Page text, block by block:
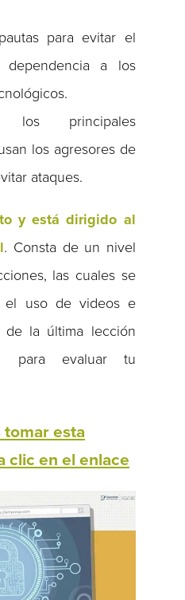
para evitar el
dependencia a los
los principales
los agresores de
ataques.
y está dirigido al
. Consta de un nivel
las cuales se
el uso de videos e
de la última lección
para evaluar tu
tomar esta
clic en el enlace